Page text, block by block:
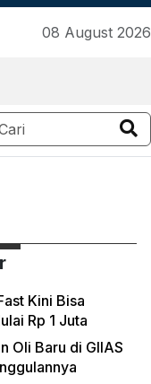
08 August 2026
Kini Bisa
Rp 1 Juta
Oli Baru di GIIAS